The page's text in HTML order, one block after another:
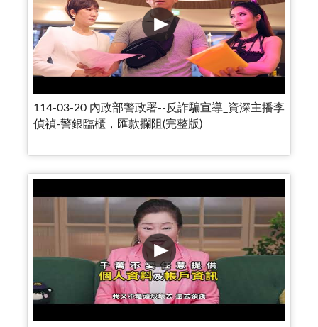
114-03-20 內政部警政署--反詐騙宣導_資深主播李
偵禎-警銀臨櫃，匯款攔阻(完整版)